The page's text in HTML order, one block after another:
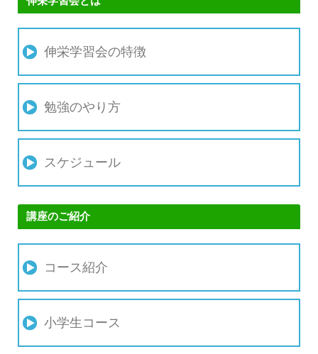
伸栄学習会の特徴
勉強のやり方
スケジュール
講座のご紹介
コース紹介
小学生コース